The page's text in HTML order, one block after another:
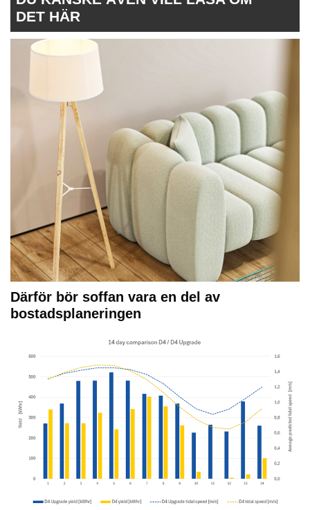
DET HÄR
Därför bör soffan vara en del av
bostadsplaneringen